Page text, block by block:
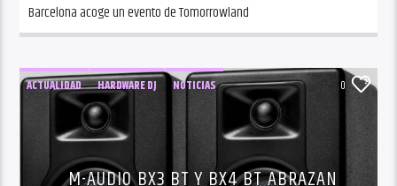
Barcelona acoge un evento de Tomorrowland
ACTUALIDAD HARDWARE DJ
NOTICIAS
PRODUCCION
SOFTWARE DJ TECNOLOGÍA DJ
0
M-AUDIO BX3 BT Y BX4 BT ABRAZAN